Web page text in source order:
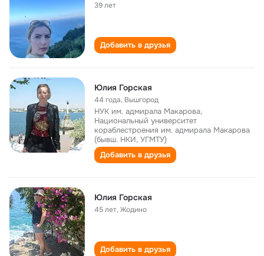
39 лет
Добавить в друзья
Юлия Горская
44 года, Вышгород
НУК им. адмирала Макарова,
Национальный университет
кораблестроения им. адмирала Макарова
(бывш. НКИ, УГМТУ)
Добавить в друзья
Юлия Горская
45 лет,Жодино
Добавить в друзья